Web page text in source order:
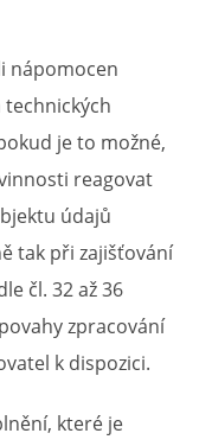
nápomocen
je to možné,
reagovat
údajů
tak při zajišťování
čl. 32 až 36
zpracování
k dispozici.
které je